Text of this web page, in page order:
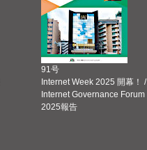
91号
Internet Week 2025 開幕！ /
Internet Governance Forum
2025報告